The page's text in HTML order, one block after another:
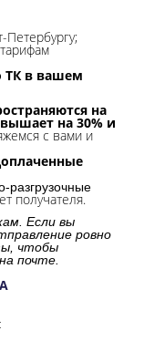
Петербургу;
ТК в вашем
на
на 30% и
с вами и
разгрузочные
получателя.
Если вы
ровно
чтобы
почте.